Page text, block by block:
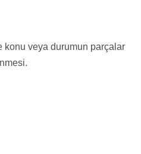
konu veya durumun parçalar